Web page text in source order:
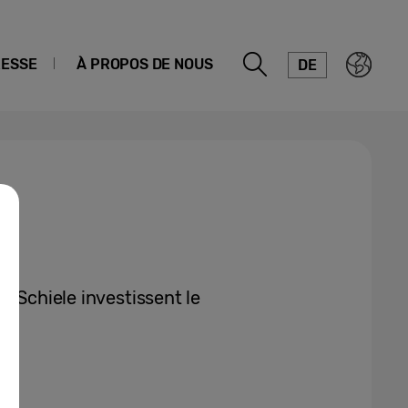
À PROPOS DE NOUS DE
Schiele investissent le